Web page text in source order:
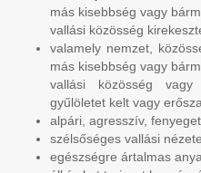
más kisebbség vagy
vallási közösség
valamely nemzet,
más kisebbség vagy
vallási közösség
gyűlöletet kelt vagy
alpári, agresszív,
szélsőséges vallási
egészségre ártalmas